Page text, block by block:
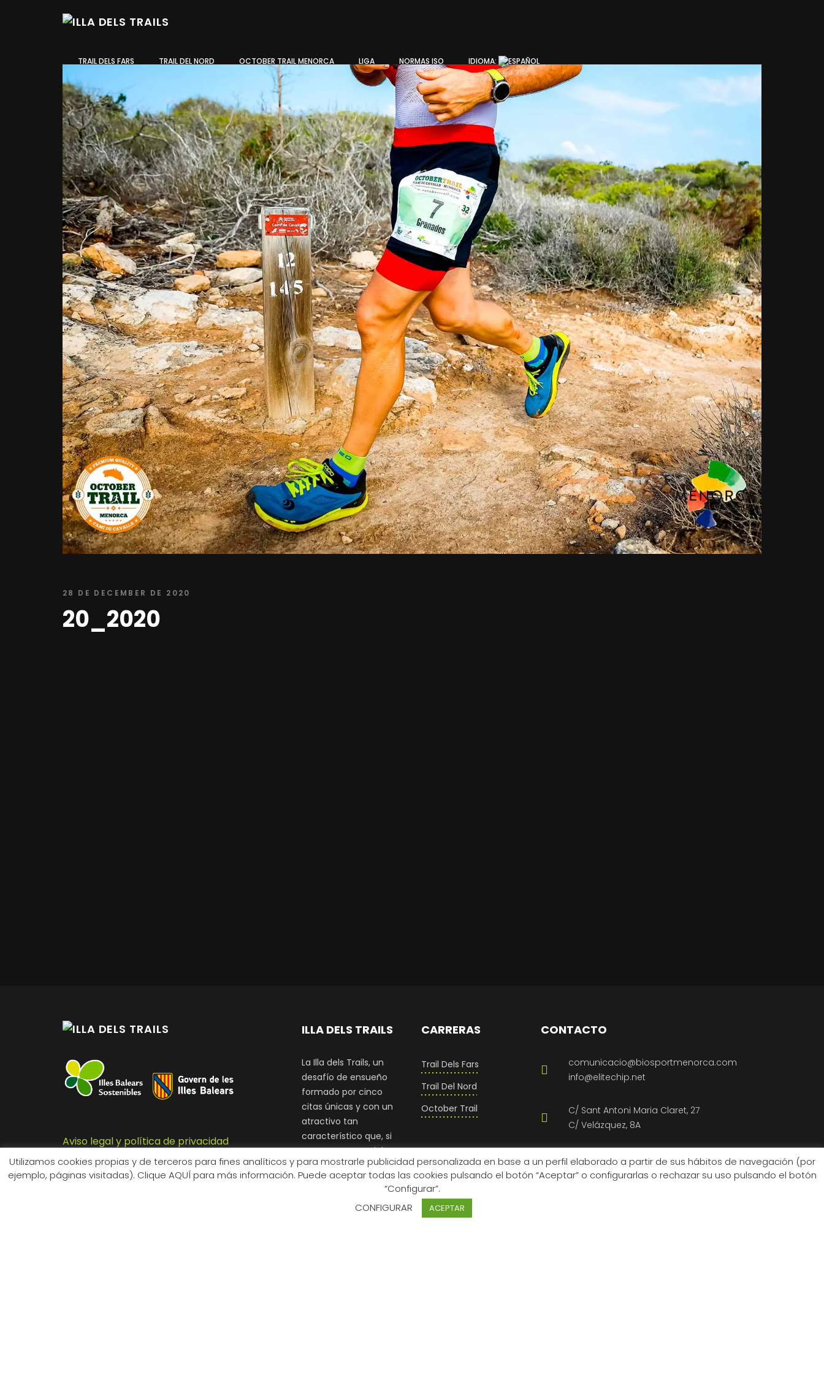
TRAIL DELS FARS TRAIL DEL NORD OCTOBER TRAIL MENORCA LIGA NORMAS ISO IDIOMA:
28 DE DECEMBER DE 2020
20_2020
Aviso legal y política de privacidad
© 2023 Illa dels Trails
ILLA DELS TRAILS
La Illa dels Trails, un
desafío de ensueño
formado por cinco
citas únicas y con un
atractivo tan
característico que, si
te gusta correr, debes
enfrentarte a él.
CARRERAS
Trail Dels Fars
Trail Del Nord
October Trail
CONTACTO
comunicacio@biosportmenorca.com
info@elitechip.net
C/ Sant Antoni Maria Claret, 27
C/ Velázquez, 8A
Utilizamos cookies propias y de terceros para fines analíticos y para mostrarle publicidad personalizada en base a un perfil elaborado a partir de sus hábitos de navegación (por
ejemplo, páginas visitadas). Clique AQUÍ para más información. Puede aceptar todas las cookies pulsando el botón “Aceptar” o configurarlas o rechazar su uso pulsando el botón
“Configurar”.
CONFIGURAR
ACEPTAR